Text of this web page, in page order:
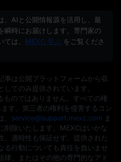
、AIと公開情報源を活用し、最
瞬時にお届けします。専門家の
は、 MEXC 学ぶ をご覧くださ
事は公開プラットフォームから収
てのみ提供されています。
のではありません。すべての権
す。第三者の権利を侵害するコン
service@support.mexc.com ま
削除いたします。MEXCはいかな
、適時性も保証せず、提供された
行動についても責任を負いませ
律、またはその他の専門的なアド